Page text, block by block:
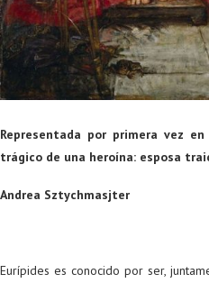
Representada por primera vez
trágico de una heroína: esposa
Andrea Sztychmasjter
Eurípides es conocido por ser,